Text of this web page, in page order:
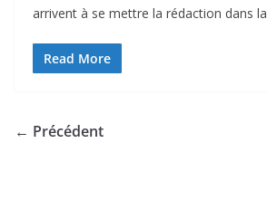
arrivent à se mettre la rédaction dans la
Read More
← Précédent